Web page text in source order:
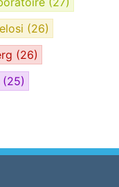
(26)
(26)
(25)